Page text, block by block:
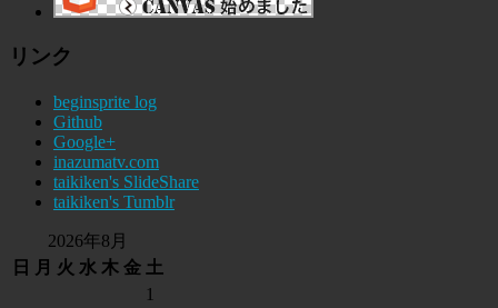
リンク
beginsprite log
Github
Google+
inazumatv.com
taikiken's SlideShare
taikiken's Tumblr
2026年8月
日
月 火 水 木 金 土
1